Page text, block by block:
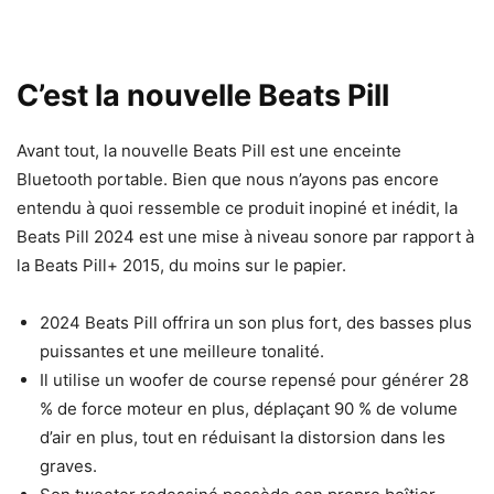
C’est la nouvelle Beats Pill
Avant tout, la nouvelle Beats Pill est une enceinte
Bluetooth portable. Bien que nous n’ayons pas encore
entendu à quoi ressemble ce produit inopiné et inédit, la
Beats Pill 2024 est une mise à niveau sonore par rapport à
la Beats Pill+ 2015, du moins sur le papier.
2024 Beats Pill offrira un son plus fort, des basses plus
puissantes et une meilleure tonalité.
Il utilise un woofer de course repensé pour générer 28
% de force moteur en plus, déplaçant 90 % de volume
d’air en plus, tout en réduisant la distorsion dans les
graves.